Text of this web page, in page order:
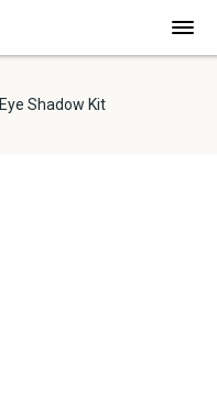
Eye Shadow Kit